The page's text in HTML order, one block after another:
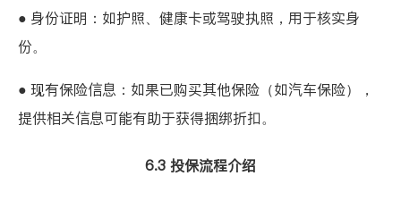
● 身份证明：如护照、健康卡或驾驶执照，用于核实身
份。
● 现有保险信息：如果已购买其他保险（如汽车保险），
提供相关信息可能有助于获得捆绑折扣。
6.3 投保流程介绍